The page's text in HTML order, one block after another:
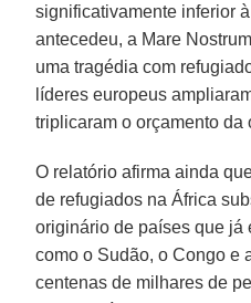
significativamente inferior
antecedeu, a Mare
uma tragédia com
líderes europeus
triplicaram o orçamento da
O relatório afirma ainda
de refugiados na África
originário de países que já
como o Sudão, o Congo e
centenas de milhares de